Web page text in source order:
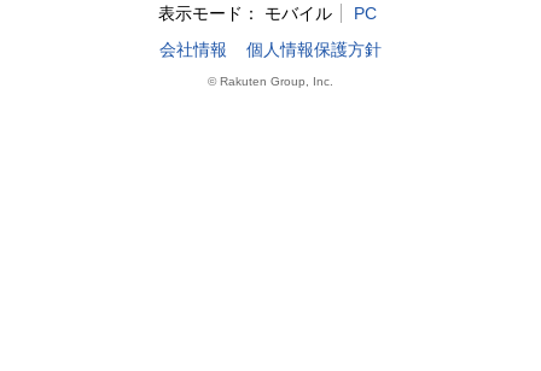
表示モード： モバイル
PC
会社情報
個人情報保護方針
© Rakuten Group, Inc.